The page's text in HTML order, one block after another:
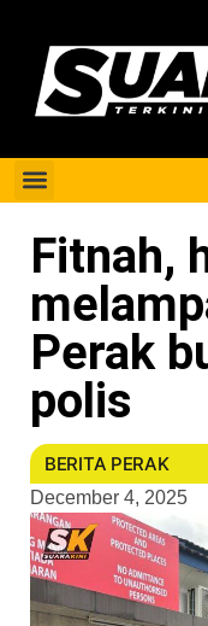
Fitnah,
Perak
polis
BERITA PERAK
December 4, 2025